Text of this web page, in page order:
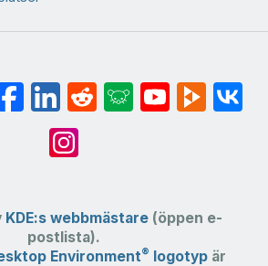
KDE:s webbmästare (öppen e-
postlista).
Environment® logotyp är